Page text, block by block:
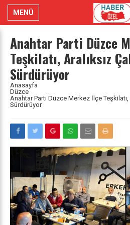
MENÜ
Anahtar Parti Düzce
Teşkilatı, Aralıksız
Sürdürüyor
Anasayfa
Düzce
Anahtar Parti Düzce Merkez İlçe Teşkilatı,
Sürdürüyor